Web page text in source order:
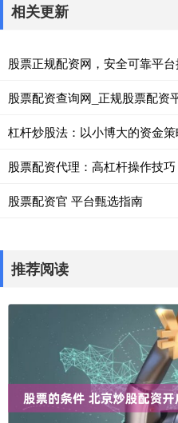
相关更新
股票正规配资网，安全可靠平
股票配资查询网_正规股票配资
杠杆炒股法：以小博大的资金
股票配资代理：高杠杆操作技巧
股票配资官 平台甄选指南
推荐阅读